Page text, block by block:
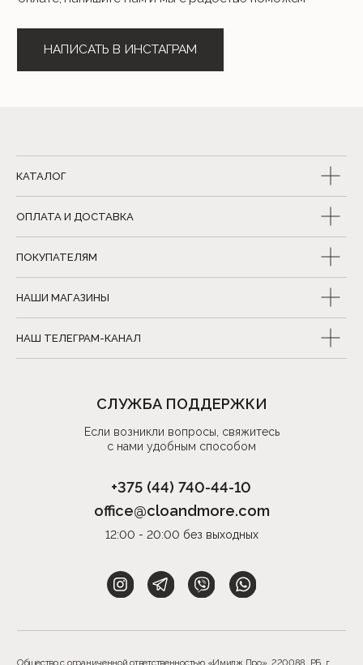
КАТАЛОГ
ОПЛАТА И ДОСТАВКА
ПОКУПАТЕЛЯМ
НАШИ МАГАЗИНЫ
НАШ ТЕЛЕГРАМ-КАНАЛ